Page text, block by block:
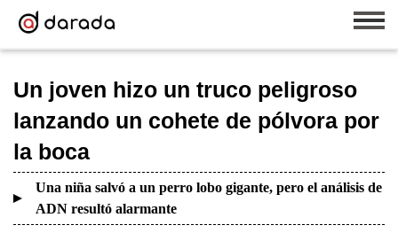
Un joven hizo un truco peligroso
lanzando un cohete de pólvora por
la boca
Una niña salvó a un perro lobo gigante, pero el análisis de
ADN resultó alarmante